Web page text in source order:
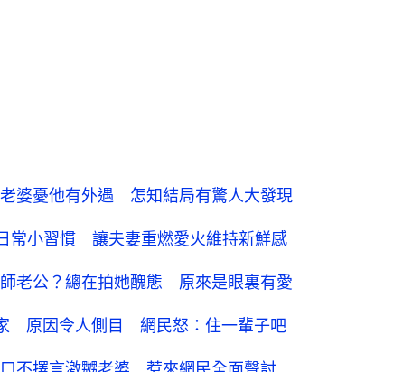
婆憂他有外遇 怎知結局有驚人大發現
常小習慣 讓夫妻重燃愛火維持新鮮感
老公？總在拍她醜態 原來是眼裏有愛
原因令人側目 網民怒：住一輩子吧